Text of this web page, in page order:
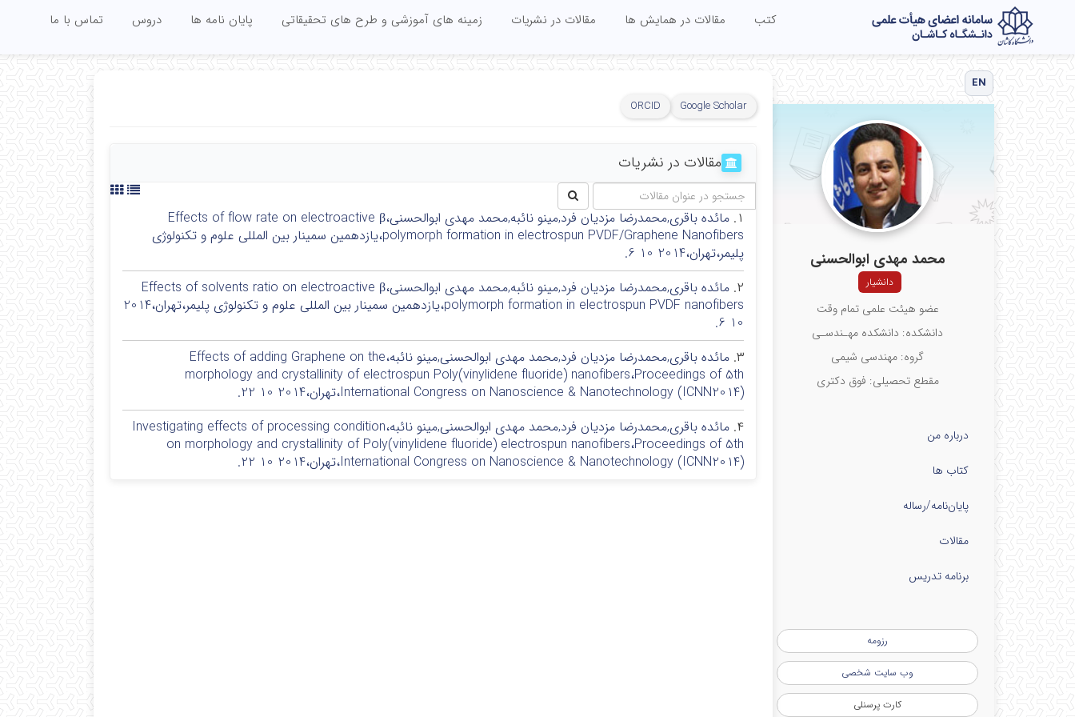
کتب مقالات در همایش ها مقالات در نشریات زمینه های آموزشی و طرح های تحقیقاتی پایان نامه ها دروس تماس با ما
EN
محمد مهدی ابوالحسنی
دانشیار
عضو هیئت علمی تمام وقت
دانشکده: دانشکده مهـندسـی
گروه: مهندسی شیمی
مقطع تحصیلی: فوق دكتری
درباره من
کتاب ها
پایان‌نامه‌/رساله
مقالات
برنامه تدریس
رزومه
وب سایت شخصی
کارت پرسنلی
Google Scholar
ORCID
مقالات در نشریات
۱.
مائده باقری,محمدرضا مزدیان فرد,مینو نائبه,محمد مهدی ابوالحسنی،Effects of flow rate on electroactive β
polymorph formation in electrospun PVDF/Graphene Nanofibers،یازدهمین سمینار بین المللی علوم و تکنولوژی
پلیمر،تهران،2014 10 6.
۲.
مائده باقری,محمدرضا مزدیان فرد,مینو نائبه,محمد مهدی ابوالحسنی،Effects of solvents ratio on electroactive β
polymorph formation in electrospun PVDF nanofibers،یازدهمین سمینار بین المللی علوم و تکنولوژی پلیمر،تهران،2014
10 6.
۳.
مائده باقری,محمدرضا مزدیان فرد,محمد مهدی ابوالحسنی,مینو نائبه،Effects of adding Graphene on the
morphology and crystallinity of electrospun Poly(vinylidene fluoride) nanofibers،Proceedings of 5th
International Congress on Nanoscience & Nanotechnology (ICNN2014)،تهران،2014 10 22.
۴.
مائده باقری,محمدرضا مزدیان فرد,محمد مهدی ابوالحسنی,مینو نائبه،Investigating effects of processing condition
on morphology and crystallinity of Poly(vinylidene fluoride) electrospun nanofibers،Proceedings of 5th
International Congress on Nanoscience & Nanotechnology (ICNN2014)،تهران،2014 10 22.